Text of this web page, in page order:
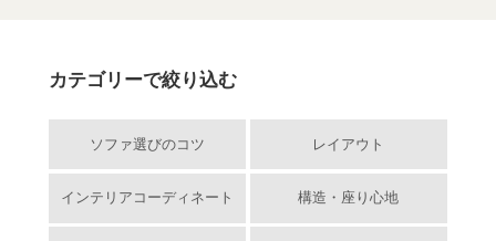
カテゴリーで絞り込む
ソファ選びのコツ レイアウト
インテリアコーディネート 構造・座り心地